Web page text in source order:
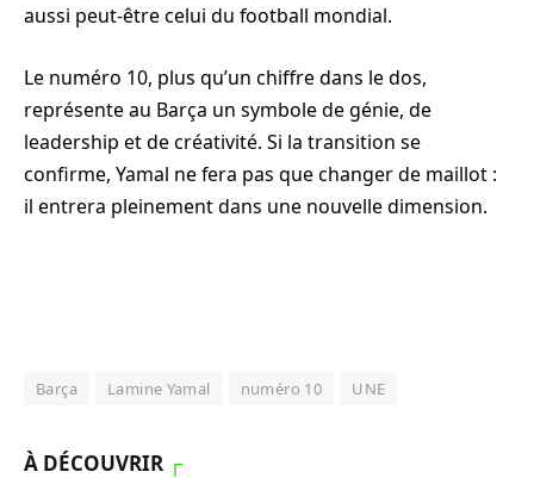
aussi peut-être celui du football mondial.
Le numéro 10, plus qu’un chiffre dans le dos,
représente au Barça un symbole de génie, de
leadership et de créativité. Si la transition se
confirme, Yamal ne fera pas que changer de maillot :
il entrera pleinement dans une nouvelle dimension.
Barça Lamine Yamal numéro 10 UNE
À DÉCOUVRIR ┌